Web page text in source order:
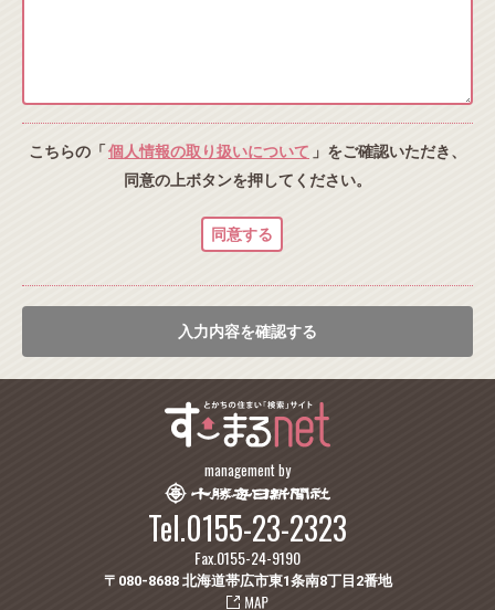
こちらの「 個人情報の取り扱いについて 」をご確認いただき、
同意の上ボタンを押してください。
同意する
入力内容を確認する
management by
Tel.0155-23-2323
Fax.0155-24-9190
〒080-8688 北海道帯広市東1条南8丁目2番地